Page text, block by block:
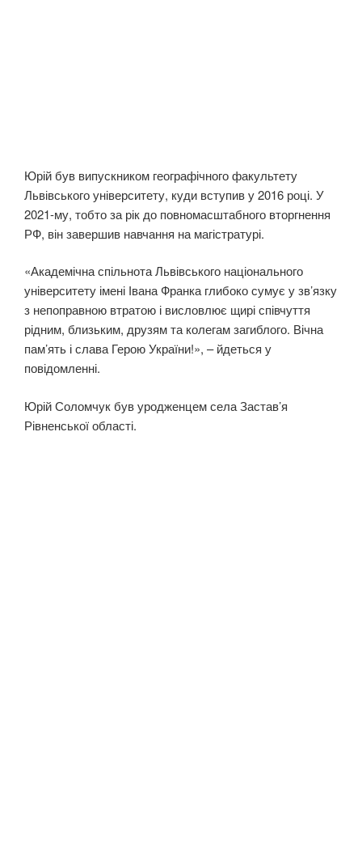
Юрій був випускником географічного факультету
Львівського університету, куди вступив у 2016 році. У
2021-му, тобто за рік до повномасштабного вторгнення
РФ, він завершив навчання на магістратурі.
«Академічна спільнота Львівського національного
університету імені Івана Франка глибоко сумує у зв’язку
з непоправною втратою і висловлює щирі співчуття
рідним, близьким, друзям та колегам загиблого. Вічна
пам’ять і слава Герою України!», – йдеться у
повідомленні.
Юрій Соломчук був уродженцем села Застав’я
Рівненської області.